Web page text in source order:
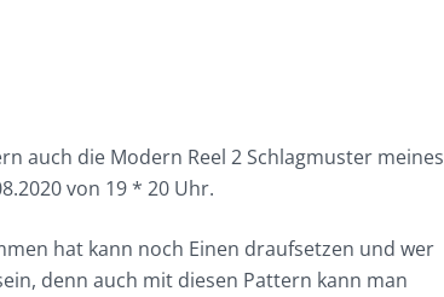
auch die Modern Reel 2 Schlagmuster meines
von 19 * 20 Uhr.
hat kann noch Einen draufsetzen und wer
denn auch mit diesen Pattern kann man